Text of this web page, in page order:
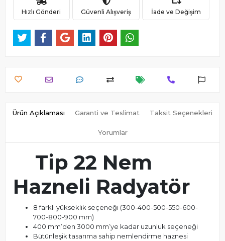
Hızlı Gönderi Güvenli Alışveriş İade ve Değişim
Ürün Açıklaması Garanti ve Teslimat Taksit Seçenekleri
Yorumlar
Tip 22 Nem
Hazneli Radyatör
8 farklı yükseklik seçeneği (300-400-500-550-600-
700-800-900 mm)
400 mm’den 3000 mm’ye kadar uzunluk seçeneği
Bütünleşik tasarıma sahip nemlendirme haznesi